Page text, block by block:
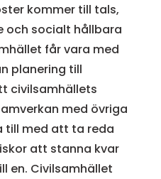
kommer till tals,
och socialt hållbara
får vara med
planering till
civilsamhällets
med övriga
till med att ta reda
att stanna kvar
en. Civilsamhället